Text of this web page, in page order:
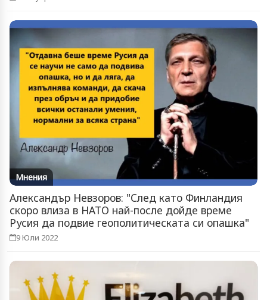
Мнения
Александър Невзоров: "След като Финландия
скоро влиза в НАТО най-после дойде време
Русия да подвие геополитическата си опашка"
9 Юли 2022